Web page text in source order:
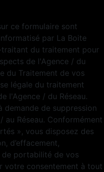
ce formulaire sont
par La Boite
du traitement pour
de l'Agence / du
du Traitement de vos
légale du traitement
l'Agence / du Réseau.
demande de suppression
au Réseau. Conformément
», vous disposez des
d’effacement,
de portabilité de vos
votre consentement à tout